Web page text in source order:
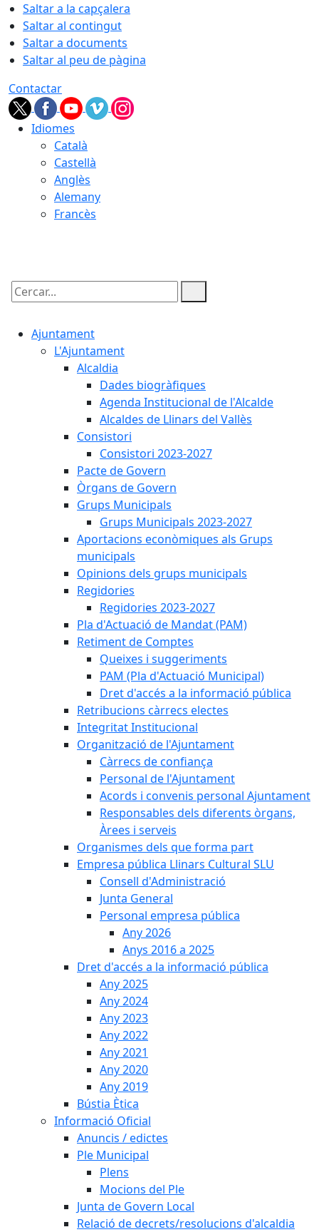
Saltar a la capçalera
Saltar al contingut
Saltar a documents
Saltar al peu de pàgina
Contactar
Idiomes
Català
Castellà
Anglès
Alemany
Francès
Cercar:
Ajuntament
L'Ajuntament
Alcaldia
Dades biogràfiques
Agenda Institucional de l'Alcalde
Alcaldes de Llinars del Vallès
Consistori
Consistori 2023-2027
Pacte de Govern
Òrgans de Govern
Grups Municipals
Grups Municipals 2023-2027
Aportacions econòmiques als Grups
municipals
Opinions dels grups municipals
Regidories
Regidories 2023-2027
Pla d'Actuació de Mandat (PAM)
Retiment de Comptes
Queixes i suggeriments
PAM (Pla d'Actuació Municipal)
Dret d'accés a la informació pública
Retribucions càrrecs electes
Integritat Institucional
Organització de l'Ajuntament
Càrrecs de confiança
Personal de l'Ajuntament
Acords i convenis personal Ajuntament
Responsables dels diferents òrgans,
Àrees i serveis
Organismes dels que forma part
Empresa pública Llinars Cultural SLU
Consell d'Administració
Junta General
Personal empresa pública
Any 2026
Anys 2016 a 2025
Dret d'accés a la informació pública
Any 2025
Any 2024
Any 2023
Any 2022
Any 2021
Any 2020
Any 2019
Bústia Ètica
Informació Oficial
Anuncis / edictes
Ple Municipal
Plens
Mocions del Ple
Junta de Govern Local
Relació de decrets/resolucions d'alcaldia